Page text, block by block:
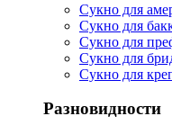
Сукно для
Сукно для
Сукно для
Сукно для
Сукно для
Разновидности